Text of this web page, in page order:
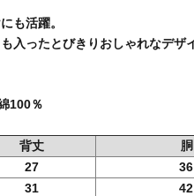
も活躍。
入ったとびきりおしゃれなデザ
100％
背丈
27
31